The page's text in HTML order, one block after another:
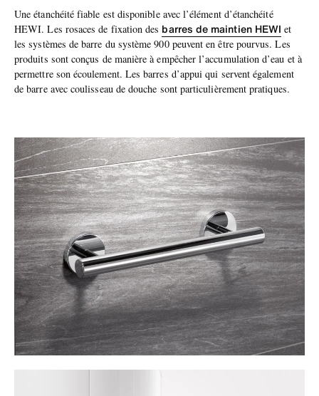
Une étanchéité fiable est disponible avec l’élément d’étanchéité
HEWI. Les rosaces de fixation des barres de maintien HEWI et
les systèmes de barre du système 900 peuvent en être pourvus. Les
produits sont conçus de manière à empêcher l’accumulation d’eau et à
permettre son écoulement. Les barres d’appui qui servent également
de barre avec coulisseau de douche sont particulièrement pratiques.